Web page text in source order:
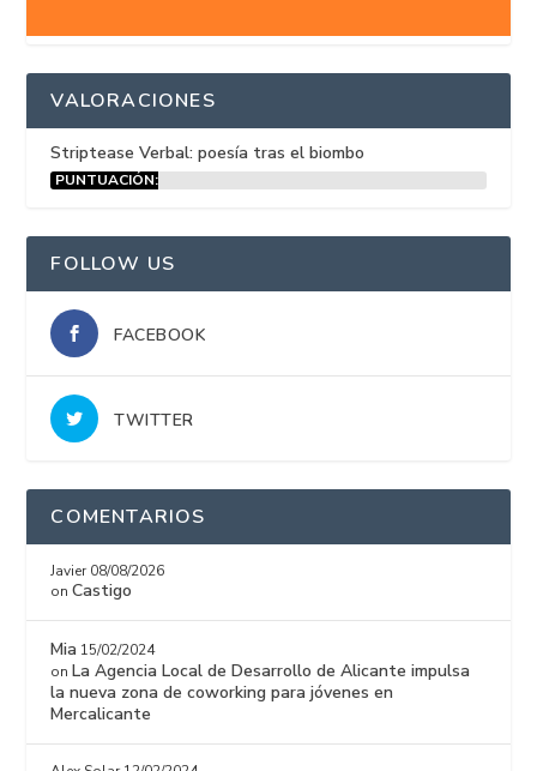
VALORACIONES
Striptease Verbal: poesía tras el biombo
PUNTUACIÓN:
FOLLOW US
FACEBOOK
TWITTER
COMENTARIOS
Javier 08/08/2026
onCastigo
Mia 15/02/2024
on La Agencia Local de Desarrollo de Alicante impulsa
la nueva zona de coworking para jóvenes en
Mercalicante